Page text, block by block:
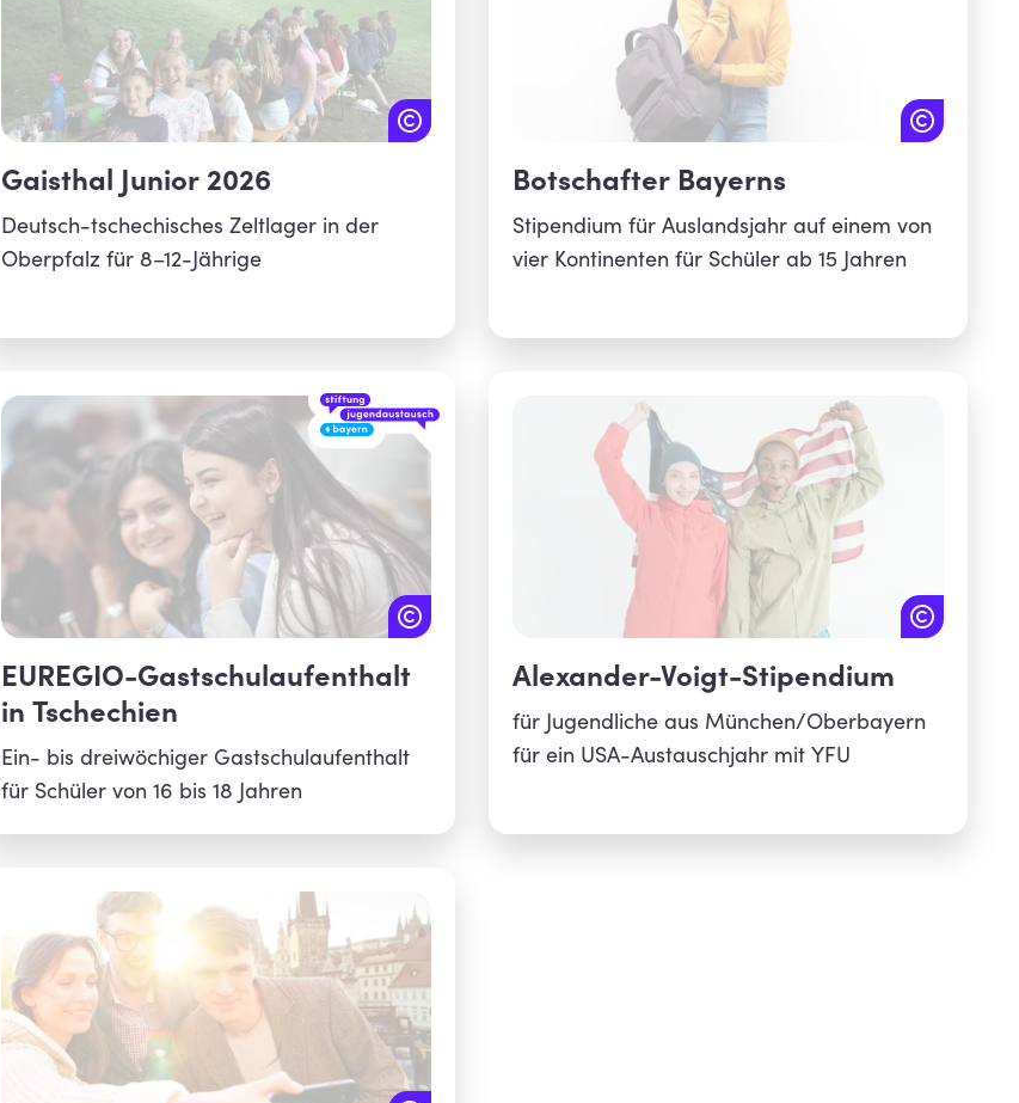
Gaisthal Junior 2026
Deutsch-tschechisches Zeltlager in der
Oberpfalz für 8–12-Jährige
Botschafter Bayerns
Stipendium für Auslandsjahr auf einem von
vier Kontinenten für Schüler ab 15 Jahren
EUREGIO-Gastschulaufenthalt
in Tschechien
Ein- bis dreiwöchiger Gastschulaufenthalt
für Schüler von 16 bis 18 Jahren
Alexander-Voigt-Stipendium
für Jugendliche aus München/Oberbayern
für ein USA-Austauschjahr mit YFU